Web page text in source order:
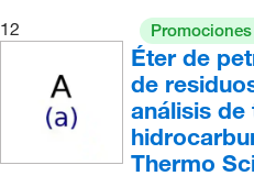
12
Éter de
de
análisis de
Thermo